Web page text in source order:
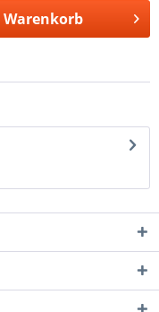
Warenkorb